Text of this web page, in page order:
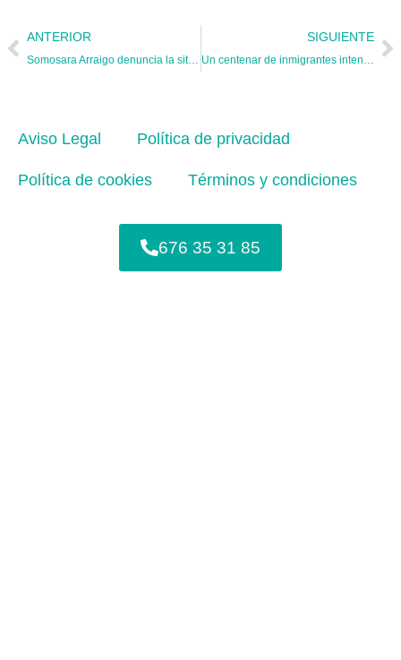
ANTERIOR
Somosara Arraigo denuncia la situación de invisibilidad de los subsaharianos
SIGUIENTE
Un centenar de inmigrantes intenta saltar la valla de Melilla y entra una decena
Aviso Legal Política de privacidad
Política de cookies Términos y condiciones
676 35 31 85